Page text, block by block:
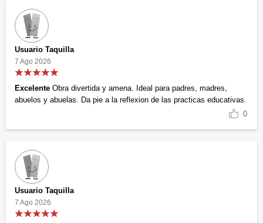
Usuario Taquilla
7 Ago 2026
Excelente Obra divertida y amena. Ideal para padres, madres,
abuelos y abuelas. Da pie a la reflexion de las practicas educativas.
0
Usuario Taquilla
7 Ago 2026